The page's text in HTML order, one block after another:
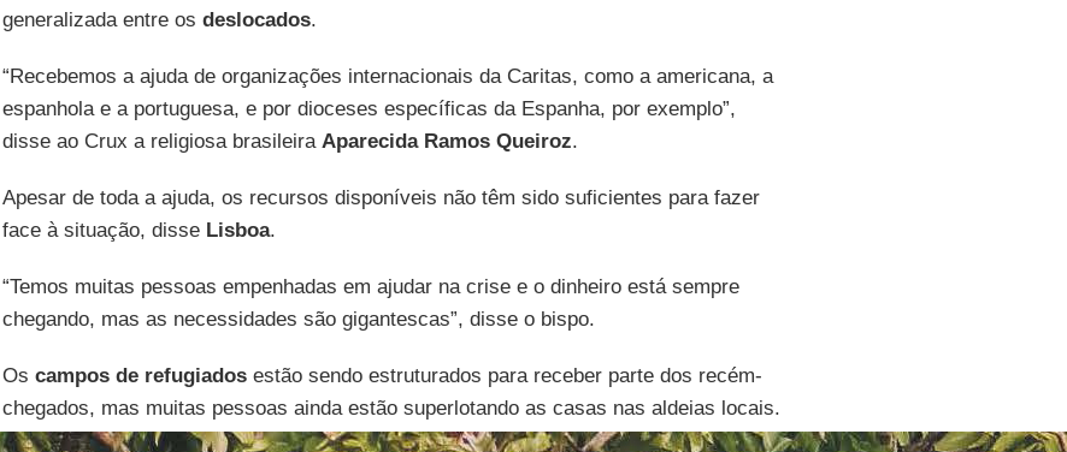
generalizada entre os deslocados.
“Recebemos a ajuda de organizações internacionais da Caritas, como a americana, a
espanhola e a portuguesa, e por dioceses específicas da Espanha, por exemplo”,
disse ao Crux a religiosa brasileira Aparecida Ramos Queiroz.
Apesar de toda a ajuda, os recursos disponíveis não têm sido suficientes para fazer
face à situação, disse Lisboa.
“Temos muitas pessoas empenhadas em ajudar na crise e o dinheiro está sempre
chegando, mas as necessidades são gigantescas”, disse o bispo.
Os campos de refugiadosestão sendo estruturados para receber parte dos recém-
chegados, mas muitas pessoas ainda estão superlotando as casas nas aldeias locais.